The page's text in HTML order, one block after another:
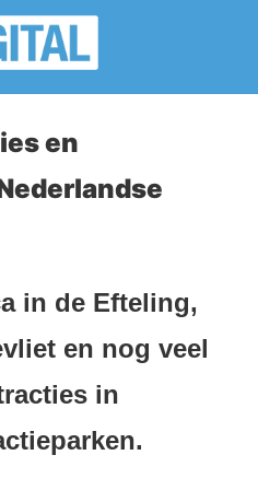
en
in de Efteling,
en nog veel
in